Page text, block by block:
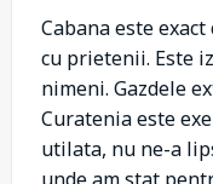
Cabana este
cu prietenii. Este
nimeni. Gazdele
Curatenia este
utilata, nu ne-a